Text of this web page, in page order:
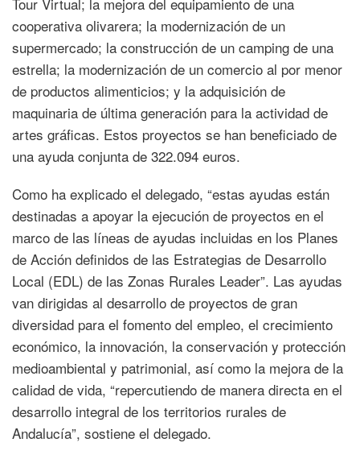
cooperativa olivarera; la modernización de un
supermercado; la construcción de un camping de una
estrella; la modernización de un comercio al por menor
de productos alimenticios; y la adquisición de
maquinaria de última generación para la actividad de
artes gráficas. Estos proyectos se han beneficiado de
una ayuda conjunta de 322.094 euros.
Como ha explicado el delegado, “estas ayudas están
destinadas a apoyar la ejecución de proyectos en el
marco de las líneas de ayudas incluidas en los Planes
de Acción definidos de las Estrategias de Desarrollo
Local (EDL) de las Zonas Rurales Leader”. Las ayudas
van dirigidas al desarrollo de proyectos de gran
diversidad para el fomento del empleo, el crecimiento
económico, la innovación, la conservación y protección
medioambiental y patrimonial, así como la mejora de la
calidad de vida, “repercutiendo de manera directa en el
desarrollo integral de los territorios rurales de
Andalucía”, sostiene el delegado.